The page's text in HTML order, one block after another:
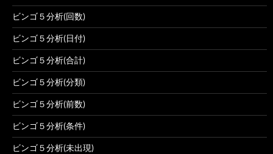
ビンゴ５分析(回数)
ビンゴ５分析(日付)
ビンゴ５分析(合計)
ビンゴ５分析(分類)
ビンゴ５分析(前数)
ビンゴ５分析(条件)
ビンゴ５分析(未出現)